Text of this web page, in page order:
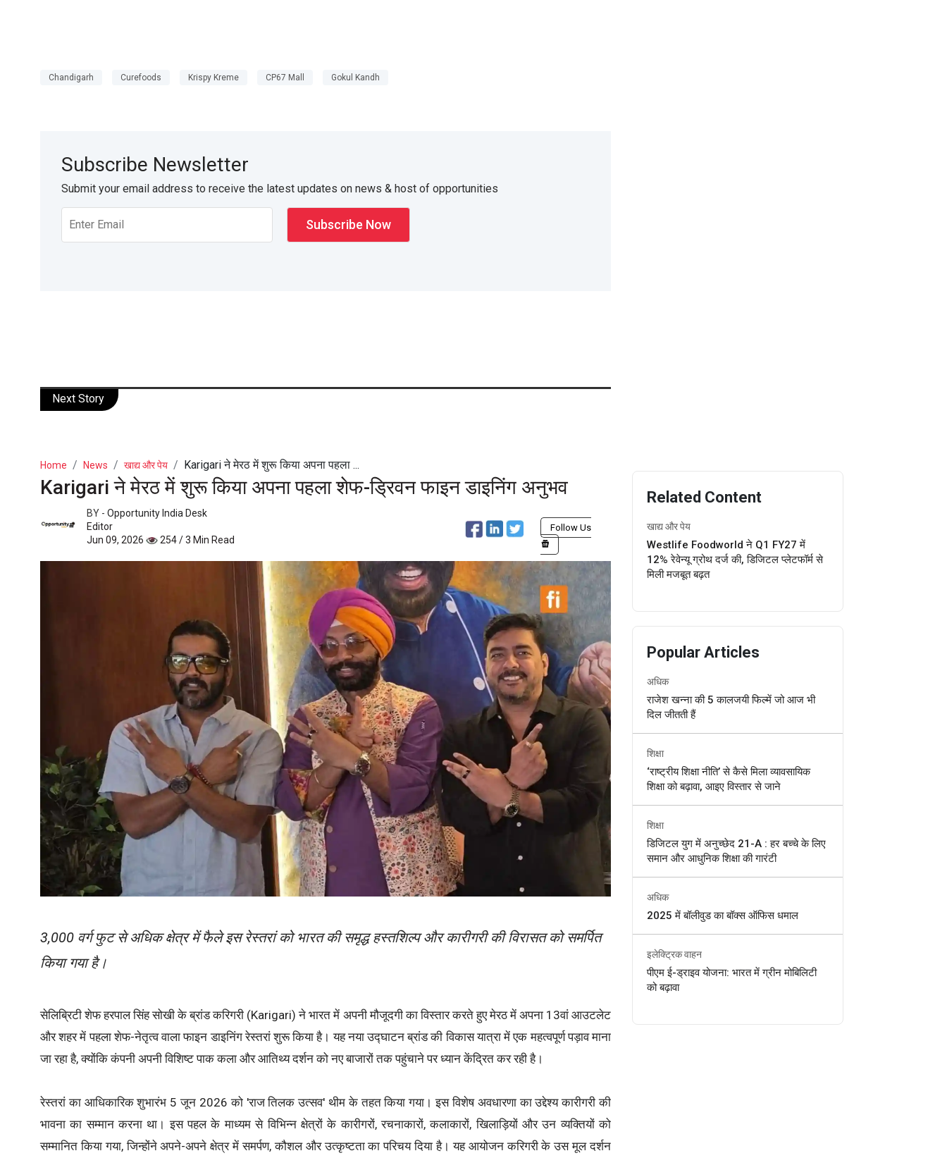
Chandigarh Curefoods Krispy Kreme CP67 Mall Gokul Kandh
Subscribe Newsletter
Submit your email address to receive the latest updates on news & host of opportunities
Next Story
Home News खाद्य और पेय Karigari ने मेरठ में शुरू किया अपना पहला ...
Karigari ने मेरठ में शुरू किया अपना पहला शेफ-ड्रिवन फाइन डाइनिंग अनुभव
BY - Opportunity India Desk
Editor
Jun 09, 2026
254 / 3 Min Read
Follow Us
3,000 वर्ग फुट से अधिक क्षेत्र में फैले इस रेस्तरां को भारत की समृद्ध हस्तशिल्प और कारीगरी की विरासत को समर्पित
किया गया है।
सेलिब्रिटी शेफ हरपाल सिंह सोखी के ब्रांड करिगरी (Karigari) ने भारत में अपनी मौजूदगी का विस्तार करते हुए मेरठ में अपना 13वां आउटलेट
और शहर में पहला शेफ-नेतृत्व वाला फाइन डाइनिंग रेस्तरां शुरू किया है। यह नया उद्घाटन ब्रांड की विकास यात्रा में एक महत्वपूर्ण पड़ाव माना
जा रहा है, क्योंकि कंपनी अपनी विशिष्ट पाक कला और आतिथ्य दर्शन को नए बाजारों तक पहुंचाने पर ध्यान केंद्रित कर रही है।
रेस्तरां का आधिकारिक शुभारंभ 5 जून 2026 को 'राज तिलक उत्सव' थीम के तहत किया गया। इस विशेष अवधारणा का उद्देश्य कारीगरी की
भावना का सम्मान करना था। इस पहल के माध्यम से विभिन्न क्षेत्रों के कारीगरों, रचनाकारों, कलाकारों, खिलाड़ियों और उन व्यक्तियों को
सम्मानित किया गया, जिन्होंने अपने-अपने क्षेत्र में समर्पण, कौशल और उत्कृष्टता का परिचय दिया है। यह आयोजन करिगरी के उस मूल दर्शन
Related Content
खाद्य और पेय
Westlife Foodworld ने Q1 FY27 में
12% रेवेन्यू ग्रोथ दर्ज की, डिजिटल प्लेटफॉर्म से
मिली मजबूत बढ़त
Popular Articles
अधिक
राजेश खन्ना की 5 कालजयी फिल्में जो आज भी
दिल जीतती हैं
शिक्षा
‘राष्ट्रीय शिक्षा नीति’ से कैसे मिला व्यावसायिक
शिक्षा को बढ़ावा, आइए विस्तार से जाने
शिक्षा
डिजिटल युग में अनुच्छेद 21-A : हर बच्चे के लिए
समान और आधुनिक शिक्षा की गारंटी
अधिक
2025 में बॉलीवुड का बॉक्स ऑफिस धमाल
इलेक्ट्रिक वाहन
पीएम ई-ड्राइव योजना: भारत में ग्रीन मोबिलिटी
को बढ़ावा